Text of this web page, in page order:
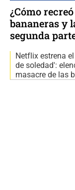
¿Cómo
bananeras y
segunda
Netflix estrena
de soledad':
masacre de las